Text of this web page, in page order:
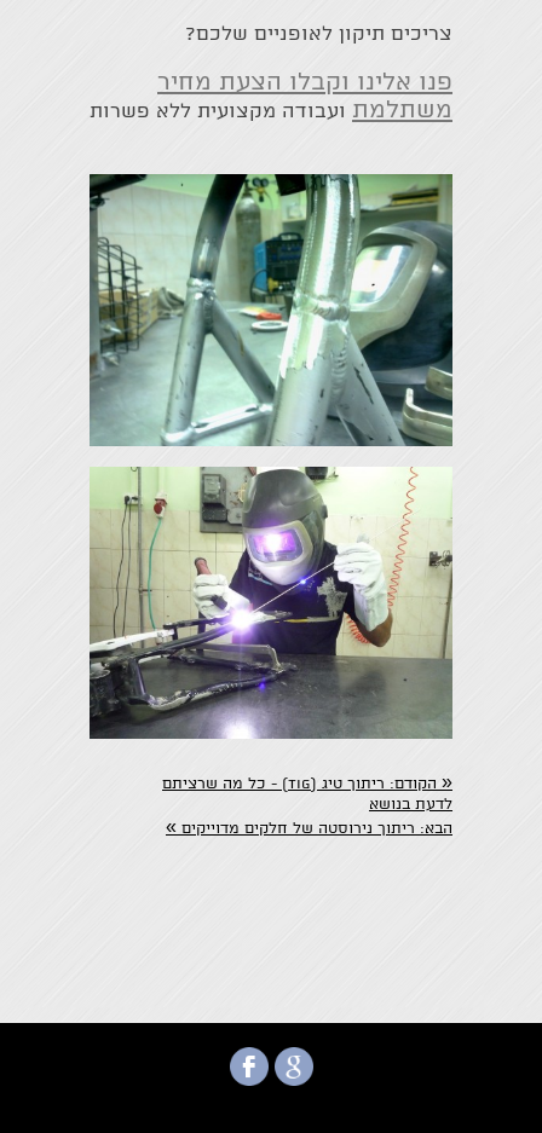
צריכים תיקון לאופניים שלכם?
פנו אלינו וקבלו הצעת מחיר
משתלמת ועבודה מקצועית ללא פשרות
« הקודם:
ריתוך טיג (TIG) - ​כל מה שרציתם
לדעת בנושא
הבא: ​ריתוך נירוסטה של חלקים מדוייקים »